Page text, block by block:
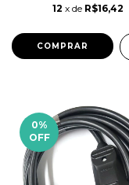
12 x de R$16,42
0%
OFF